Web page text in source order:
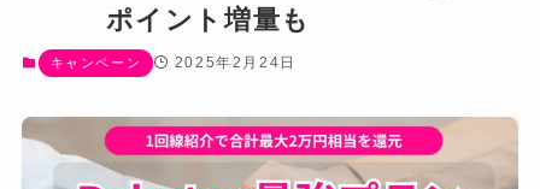
ポイント増量も
キャンペーン 2025年2月24日